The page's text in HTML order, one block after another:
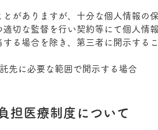
がありますが、十分な個人情報の
切な監督を行い契約等にて個人情
る場合を除き、第三者に開示する
先に必要な範囲で開示する場合
担医療制度について